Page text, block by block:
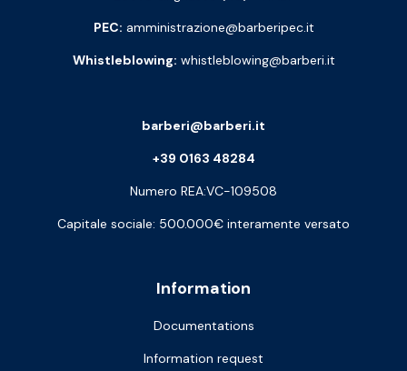
PEC: amministrazione@barberipec.it
Whistleblowing: whistleblowing@barberi.it
Information
Documentations
Information request
barberi@barberi.it
+39 0163 48284
Numero REA:VC-109508
Capitale sociale: 500.000€ interamente versato